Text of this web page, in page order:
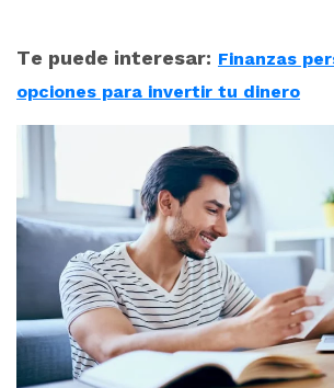
Te puede interesar: Finanzas
opciones para invertir tu dinero